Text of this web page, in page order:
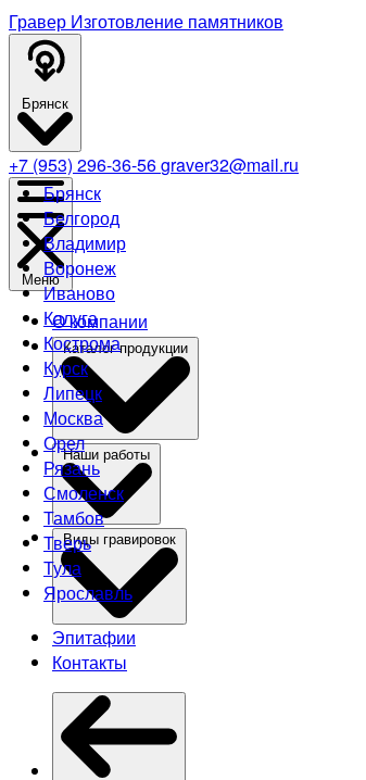
Гравер Изготовление памятников
Брянск
Брянск
Белгород
Владимир
Воронеж
Иваново
Калуга
Кострома
Курск
Липецк
Москва
Орел
Рязань
Смоленск
Тамбов
Тверь
Тула
Ярославль
+7 (953) 296-36-56graver32@mail.ru
Меню
О компании
Эпитафии
Контакты